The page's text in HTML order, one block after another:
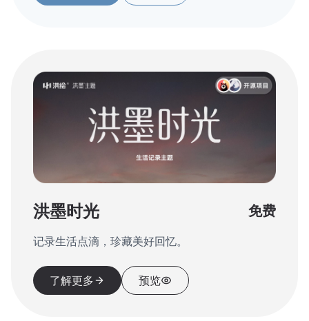
洪墨时光 免费
记录生活点滴，珍藏美好回忆。
了解更多 预览